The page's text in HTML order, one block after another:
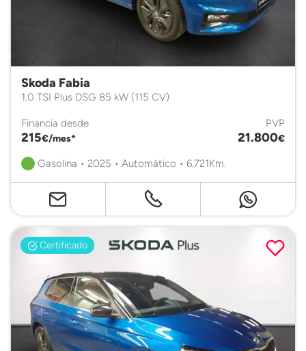
Skoda Fabia
1.0 TSI Plus DSG 85 kW (115 CV)
Financia desde
215€/mes*
PVP
21.800€
Gasolina • 2025 • Automático • 6.721Km.
Certificado